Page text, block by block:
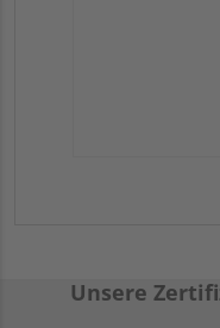
Unsere